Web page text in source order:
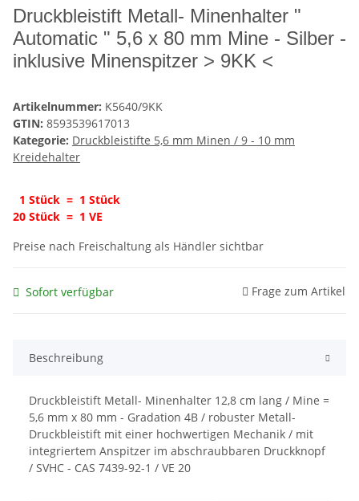
Druckbleistift Metall- Minenhalter "
Automatic " 5,6 x 80 mm Mine - Silber -
inklusive Minenspitzer > 9KK <
Artikelnummer: K5640/9KK
GTIN: 8593539617013
Kategorie: Druckbleistifte 5,6 mm Minen / 9 - 10 mm
Kreidehalter
1 Stück = 1 Stück
20 Stück = 1 VE
Preise nach Freischaltung als Händler sichtbar
Sofort verfügbar Frage zum Artikel
Beschreibung
Druckbleistift Metall- Minenhalter 12,8 cm lang / Mine =
5,6 mm x 80 mm - Gradation 4B / robuster Metall-
Druckbleistift mit einer hochwertigen Mechanik / mit
integriertem Anspitzer im abschraubbaren Druckknopf
/ SVHC - CAS 7439-92-1 / VE 20